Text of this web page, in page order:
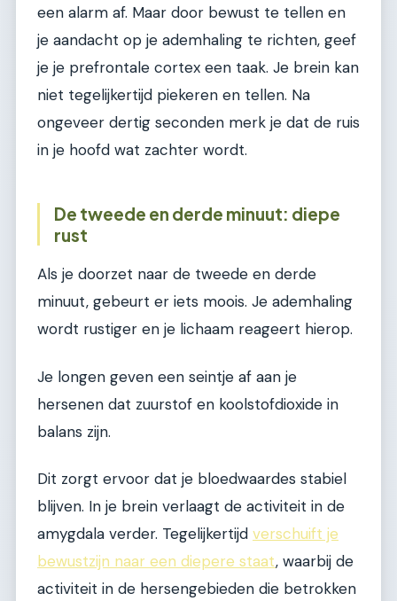
een alarm af. Maar door bewust te tellen en
je aandacht op je ademhaling te richten, geef
je je prefrontale cortex een taak. Je brein kan
niet tegelijkertijd piekeren en tellen. Na
ongeveer dertig seconden merk je dat de ruis
in je hoofd wat zachter wordt.
De tweede en derde minuut: diepe
rust
Als je doorzet naar de tweede en derde
minuut, gebeurt er iets moois. Je ademhaling
wordt rustiger en je lichaam reageert hierop.
Je longen geven een seintje af aan je
hersenen dat zuurstof en koolstofdioxide in
balans zijn.
Dit zorgt ervoor dat je bloedwaardes stabiel
blijven. In je brein verlaagt de activiteit in de
amygdala verder. Tegelijkertijd verschuift je
bewustzijn naar een diepere staat, waarbij de
activiteit in de hersengebieden die betrokken